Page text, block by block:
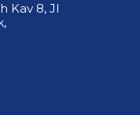
Kav 8, Jl